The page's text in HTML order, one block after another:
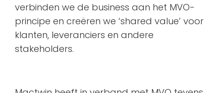
verbinden we de business aan het MVO-
principe en creëren we ‘shared value’ voor
klanten, leveranciers en andere
stakeholders.